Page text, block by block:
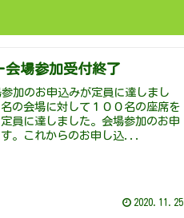
場参加受付終了
加のお申込みが定員に達しまし
の会場に対して１００名の座席を
員に達しました。会場参加のお申
。これからのお申し込...
2020.11.25